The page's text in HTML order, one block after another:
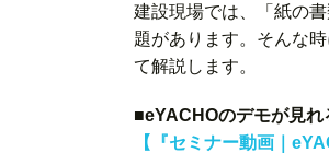
建設現場では、「紙の
題があります。そんな
て解説します。
■eYACHOのデモが見
【『セミナー動画｜